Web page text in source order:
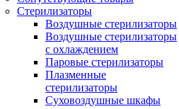
Стерилизаторы
Воздушные стерилизаторы
Воздушные стерилизаторы
с охлаждением
Паровые стерилизаторы
Плазменные
стерилизаторы
Суховоздушные шкафы